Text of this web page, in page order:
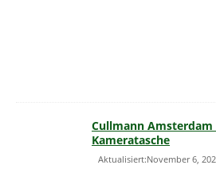
Cullmann Amsterdam
Kameratasche
Aktualisiert:November 6,